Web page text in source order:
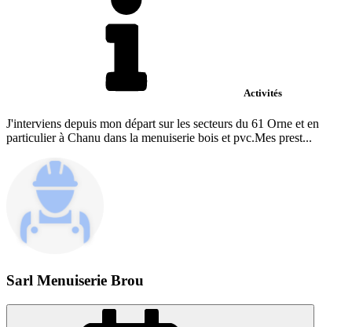
Activités
J'interviens depuis mon départ sur les secteurs du 61 Orne et en
particulier à Chanu dans la menuiserie bois et pvc.Mes prest...
Sarl Menuiserie Brou